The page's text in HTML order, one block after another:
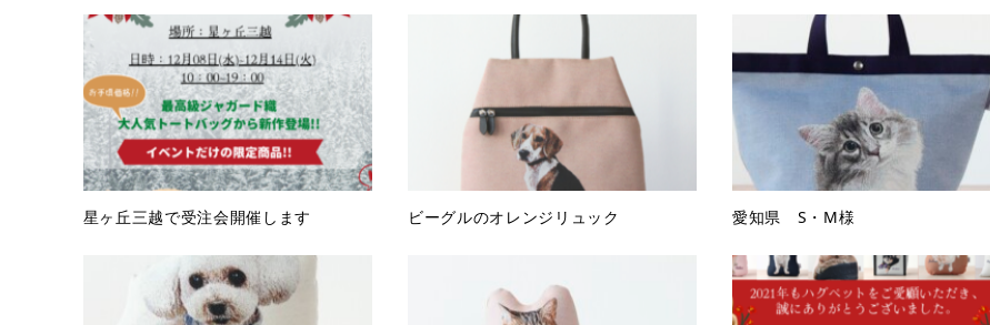
星ヶ丘三越で受注会開催します ビーグルのオレンジリュック 愛知県 S・M様